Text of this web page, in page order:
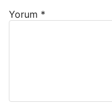
Yorum *